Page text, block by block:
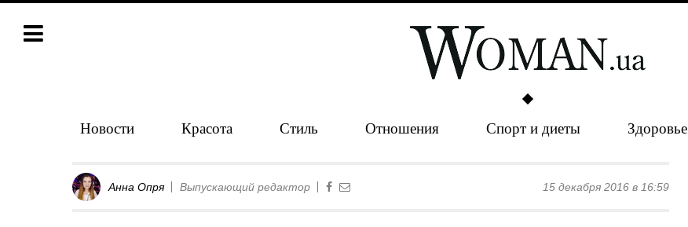
Новости Красота Стиль Отношения Спорт и диеты Здоровье
Анна Опря Выпускающий редактор 15 декабря 2016 в 16:59